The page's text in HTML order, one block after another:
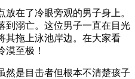
在了冷眼旁观的男子身上。
到溺亡。这位男子一直在目光
其拖上泳池岸边。在大家看
漠至极！
然是目击者但根本不清楚孩子